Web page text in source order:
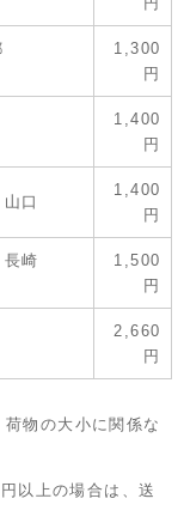
1,300
円
1,400
円
口
1,400
円
崎
1,500
円
2,660
円
物の大小に関係な
以上の場合は、送